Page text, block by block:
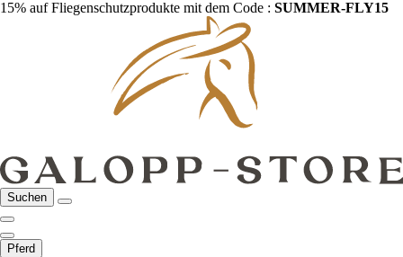
15% auf Fliegenschutzprodukte mit dem Code : SUMMER-FLY15
Suchen
Pferd